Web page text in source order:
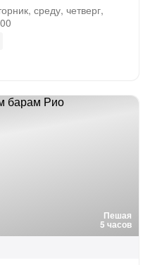
среду, четверг,
Пешая
5 часов